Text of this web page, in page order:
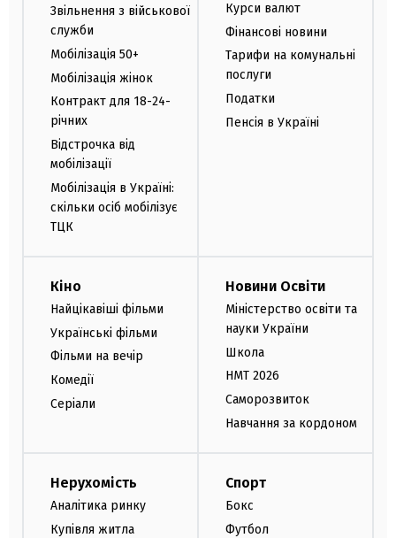
Звільнення з військової
служби
Мобілізація 50+
Мобілізація жінок
Контракт для 18-24-
річних
Відстрочка від
мобілізації
Мобілізація в Україні:
скільки осіб мобілізує
ТЦК
Курси валют
Фінансові новини
Тарифи на комунальні
послуги
Податки
Пенсія в Україні
Кіно
Найцікавіші фільми
Українські фільми
Фільми на вечір
Комедії
Серіали
Новини Освіти
Міністерство освіти та
науки України
Школа
НМТ 2026
Саморозвиток
Навчання за кордоном
Нерухомість
Аналітика ринку
Купівля житла
Спорт
Бокс
Футбол